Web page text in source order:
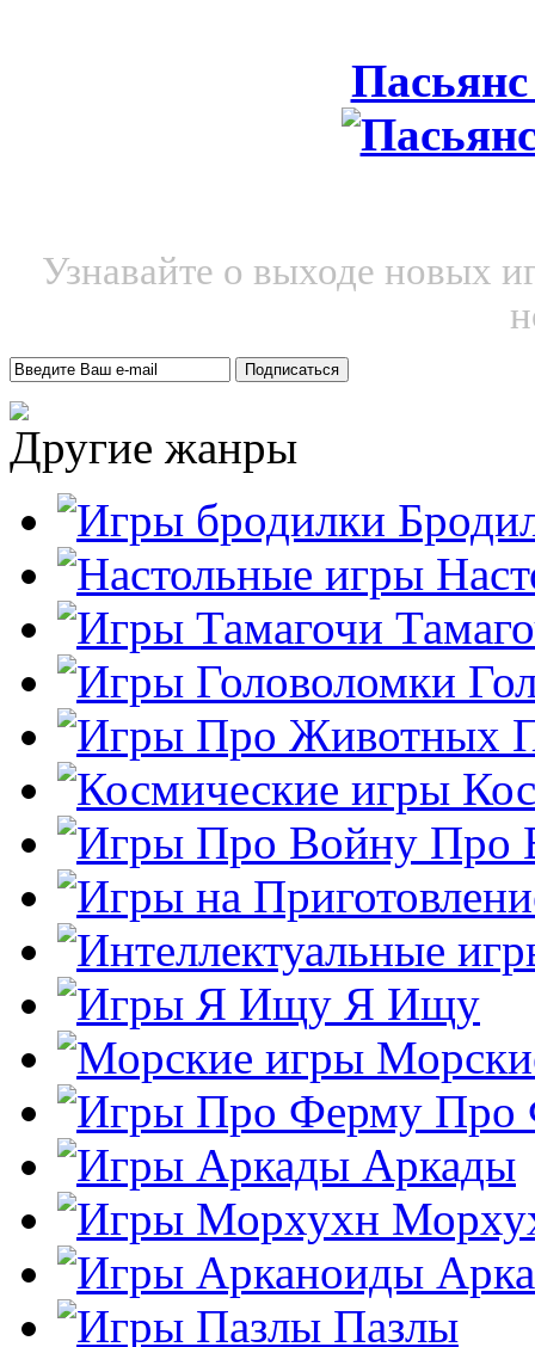
Узнавайте о выходе новых
Другие жанры
Про
Я Ищу
Про
Аркады
Пазлы